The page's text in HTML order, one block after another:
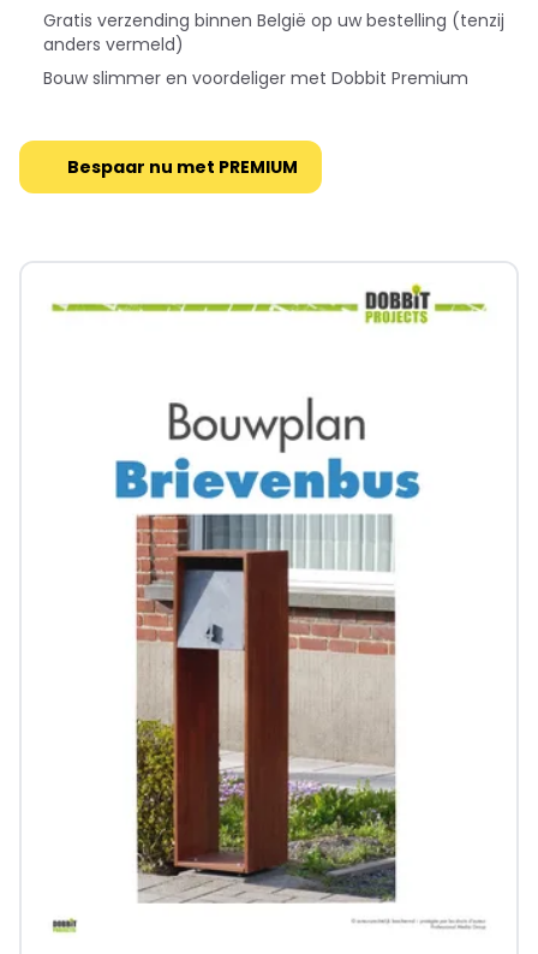
Gratis verzending binnen België op uw bestelling (tenzij
anders vermeld)
Bouw slimmer en voordeliger met Dobbit Premium
Bespaar nu met PREMIUM